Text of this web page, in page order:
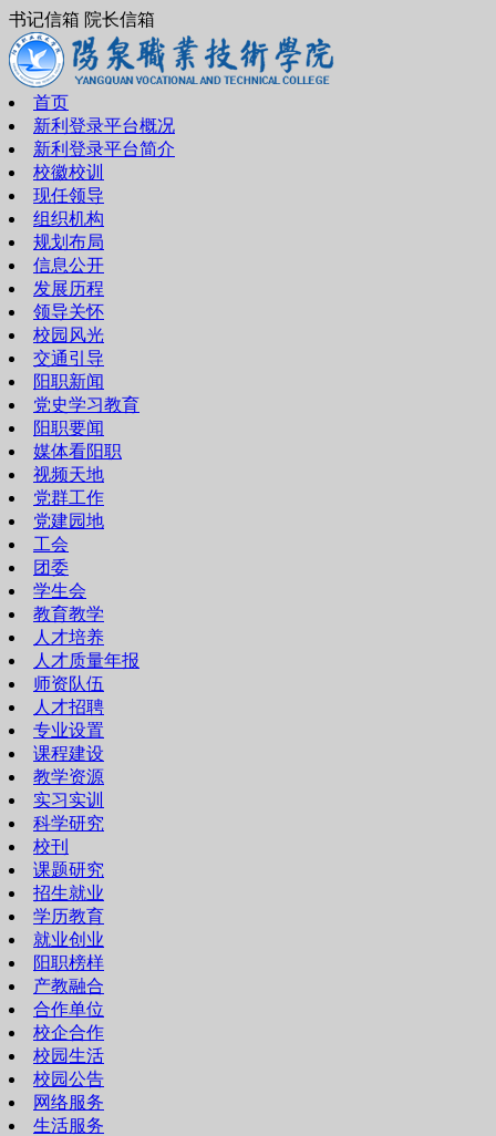
书记信箱 院长信箱
首页
新利登录平台概况
新利登录平台简介
校徽校训
现任领导
组织机构
规划布局
信息公开
发展历程
领导关怀
校园风光
交通引导
阳职新闻
党史学习教育
阳职要闻
媒体看阳职
视频天地
党群工作
党建园地
工会
团委
学生会
教育教学
人才培养
人才质量年报
师资队伍
人才招聘
专业设置
课程建设
教学资源
实习实训
科学研究
校刊
课题研究
招生就业
学历教育
就业创业
阳职榜样
产教融合
合作单位
校企合作
校园生活
校园公告
网络服务
生活服务